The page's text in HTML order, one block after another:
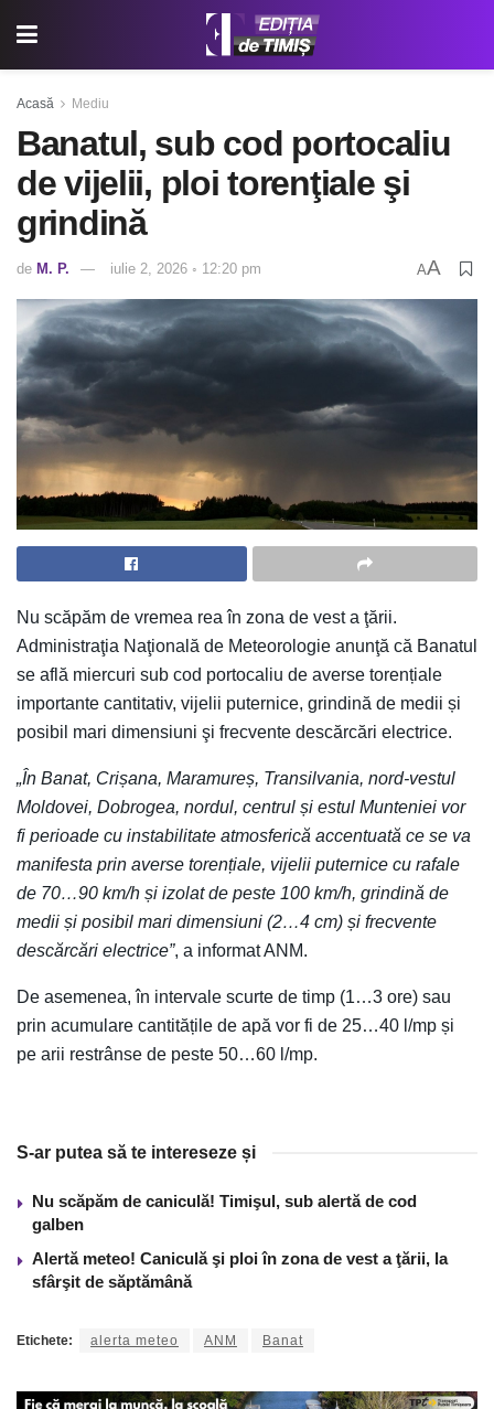
Acasă Mediu
Banatul, sub cod portocaliu
de vijelii, ploi torenţiale şi
grindină
de M. P. iulie 2, 2026 ◦ 12:20 pm AA
Nu scăpăm de vremea rea în zona de vest a ţării.
Administraţia Naţională de Meteorologie anunţă că Banatul
se află miercuri sub cod portocaliu de averse torențiale
importante cantitativ, vijelii puternice, grindină de medii și
posibil mari dimensiuni şi frecvente descărcări electrice.
„În Banat, Crișana, Maramureș, Transilvania, nord-vestul
Moldovei, Dobrogea, nordul, centrul și estul Munteniei vor
fi perioade cu instabilitate atmosferică accentuată ce se va
manifesta prin averse torențiale, vijelii puternice cu rafale
de 70…90 km/h și izolat de peste 100 km/h, grindină de
medii și posibil mari dimensiuni (2…4 cm) și frecvente
descărcări electrice”, a informat ANM.
De asemenea, în intervale scurte de timp (1…3 ore) sau
prin acumulare cantitățile de apă vor fi de 25…40 l/mp și
pe arii restrânse de peste 50…60 l/mp.
S-ar putea să te intereseze și
Nu scăpăm de caniculă! Timişul, sub alertă de cod
galben
Alertă meteo! Caniculă şi ploi în zona de vest a ţării, la
sfârşit de săptămână
Etichete: alerta meteo ANM Banat